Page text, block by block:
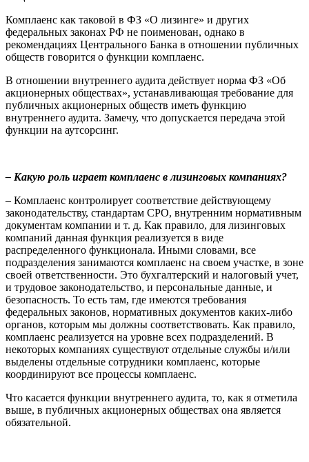
Комплаенс как таковой в ФЗ «О лизинге» и других
федеральных законах РФ не поименован, однако в
рекомендациях Центрального Банка в отношении публичных
обществ говорится о функции комплаенс.
В отношении внутреннего аудита действует норма ФЗ «Об
акционерных обществах», устанавливающая требование для
публичных акционерных обществ иметь функцию
внутреннего аудита. Замечу, что допускается передача этой
функции на аутсорсинг.
– Какую роль играет комплаенс в лизинговых компаниях?
– Комплаенс контролирует соответствие действующему
законодательству, стандартам СРО, внутренним нормативным
документам компании и т. д. Как правило, для лизинговых
компаний данная функция реализуется в виде
распределенного функционала. Иными словами, все
подразделения занимаются комплаенс на своем участке, в зоне
своей ответственности. Это бухгалтерский и налоговый учет,
и трудовое законодательство, и персональные данные, и
безопасность. То есть там, где имеются требования
федеральных законов, нормативных документов каких-либо
органов, которым мы должны соответствовать. Как правило,
комплаенс реализуется на уровне всех подразделений. В
некоторых компаниях существуют отдельные службы и/или
выделены отдельные сотрудники комплаенс, которые
координируют все процессы комплаенс.
Что касается функции внутреннего аудита, то, как я отметила
выше, в публичных акционерных обществах она является
обязательной.